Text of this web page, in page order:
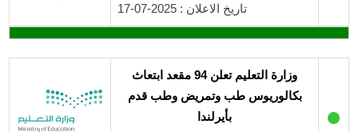
تاريخ الاعلان : 2025-07-17
●
وزارة التعليم تعلن 94 مقعد ابتعاث
بكالوريوس طب وتمريض وطب قدم
بأيرلندا